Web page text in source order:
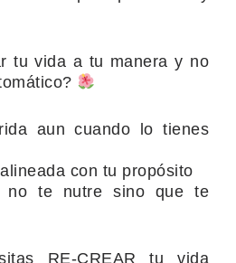
tu vida a tu manera y no
aun cuando lo tienes
con tu propósito
no te nutre sino que te
RE-CREAR tu vida